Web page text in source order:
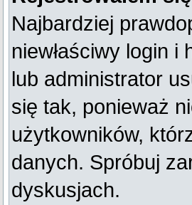
Najbardziej
niewłaściwy login i
lub administrator
się tak, ponieważ
użytkowników,
danych. Spróbuj
dyskusjach.